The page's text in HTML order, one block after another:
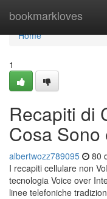
bookmarkloves
Home
Home
1
Recapiti di
Cosa Sono
albertwozz789095 80
I recapiti cellulare non
tecnologia Voice over
linee telefoniche